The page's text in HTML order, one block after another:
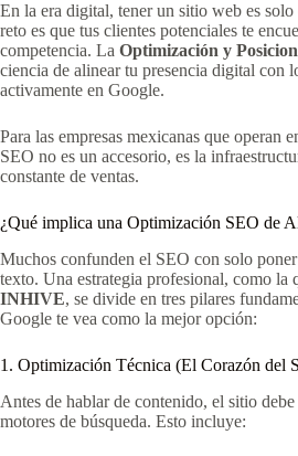
En la era digital, tener un sitio web es
reto es que tus clientes potenciales te
competencia. La Optimización y
ciencia de alinear tu presencia digital con
activamente en Google.
Para las empresas mexicanas que operan
SEO no es un accesorio, es la
constante de ventas.
¿Qué implica una Optimización SEO de
Muchos confunden el SEO con solo
texto. Una estrategia profesional, como la
INHIVE, se divide en tres pilares
Google te vea como la mejor opción:
1. Optimización Técnica (El Corazón del
Antes de hablar de contenido, el sitio
motores de búsqueda. Esto incluye: